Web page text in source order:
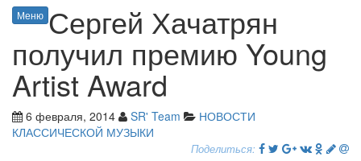
Меню Сергей Хачатрян
получил премию Young
Artist Award
6 февраля, 2014 SR' Team
НОВОСТИ
КЛАССИЧЕСКОЙ МУЗЫКИ
Поделиться: